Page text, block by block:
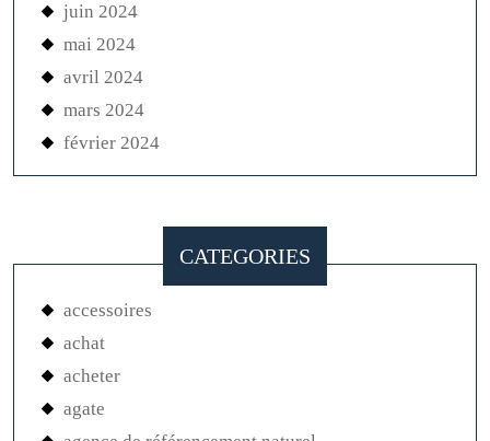
juin 2024
mai 2024
avril 2024
mars 2024
février 2024
CATEGORIES
accessoires
achat
acheter
agate